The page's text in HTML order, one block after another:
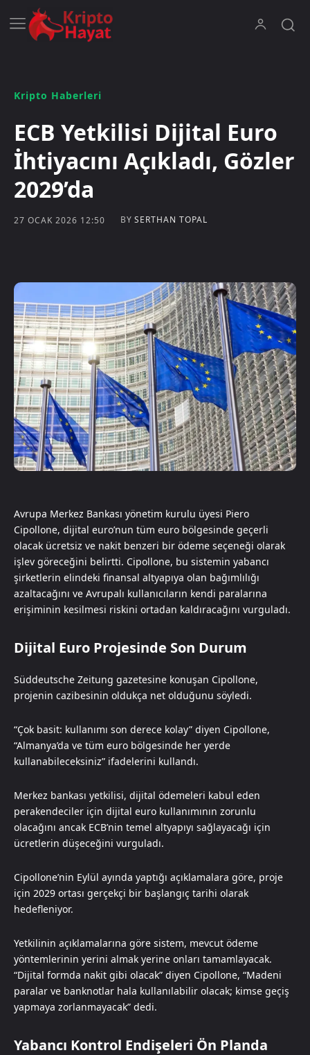
Kripto Haberleri
ECB Yetkilisi Dijital Euro
İhtiyacını Açıkladı, Gözler
2029’da
27 OCAK 2026 12:50 BY SERTHAN TOPAL
Avrupa Merkez Bankası yönetim kurulu üyesi Piero
Cipollone, dijital euro’nun tüm euro bölgesinde geçerli
olacak ücretsiz ve nakit benzeri bir ödeme seçeneği olarak
işlev göreceğini belirtti. Cipollone, bu sistemin yabancı
şirketlerin elindeki finansal altyapıya olan bağımlılığı
azaltacağını ve Avrupalı kullanıcıların kendi paralarına
erişiminin kesilmesi riskini ortadan kaldıracağını vurguladı.
Dijital Euro Projesinde Son Durum
Süddeutsche Zeitung gazetesine konuşan Cipollone,
projenin cazibesinin oldukça net olduğunu söyledi.
“Çok basit: kullanımı son derece kolay” diyen Cipollone,
“Almanya’da ve tüm euro bölgesinde her yerde
kullanabileceksiniz” ifadelerini kullandı.
Merkez bankası yetkilisi, dijital ödemeleri kabul eden
perakendeciler için dijital euro kullanımının zorunlu
olacağını ancak ECB’nin temel altyapıyı sağlayacağı için
ücretlerin düşeceğini vurguladı.
Cipollone’nin Eylül ayında yaptığı açıklamalara göre, proje
için 2029 ortası gerçekçi bir başlangıç tarihi olarak
hedefleniyor.
Yetkilinin açıklamalarına göre sistem, mevcut ödeme
yöntemlerinin yerini almak yerine onları tamamlayacak.
“Dijital formda nakit gibi olacak” diyen Cipollone, “Madeni
paralar ve banknotlar hala kullanılabilir olacak; kimse geçiş
yapmaya zorlanmayacak” dedi.
Yabancı Kontrol Endişeleri Ön Planda